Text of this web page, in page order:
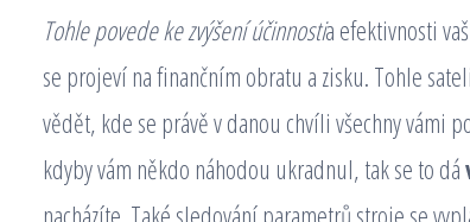
Tohle povede ke zvýšení účinnostia efektivnosti
se projeví na finančním obratu a zisku. Tohle
vědět, kde se právě v danou chvíli všechny vámi
kdyby vám někdo náhodou ukradnul, tak se to dá
nacházíte. Také sledování parametrů stroje se